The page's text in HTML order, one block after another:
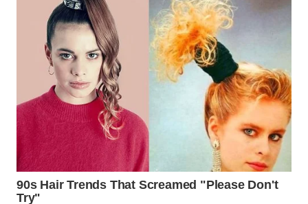
SAMOSIR
WN
PADANG
LAWAS
WN
SUMEDANG
WN
CIANJUR